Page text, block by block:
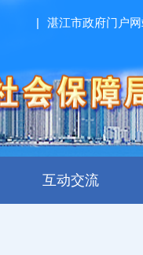
| 湛江市政府门户
互动交流